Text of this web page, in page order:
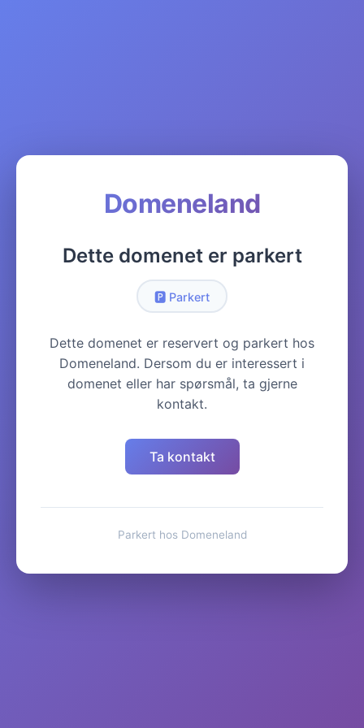
Domeneland
Dette domenet er parkert
🅿️ Parkert
Dette domenet er reservert og parkert hos
Domeneland. Dersom du er interessert i
domenet eller har spørsmål, ta gjerne
kontakt.
Ta kontakt
Parkert hos Domeneland